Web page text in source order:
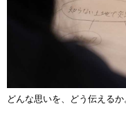
どんな思いを、どう伝える